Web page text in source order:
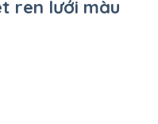
ren lưới màu